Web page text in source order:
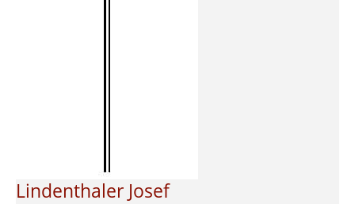
Lindenthaler Josef